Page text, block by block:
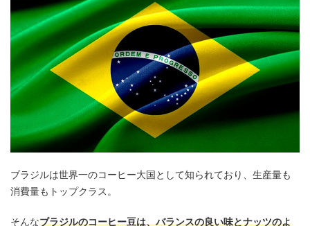
ブラジルは世界一のコーヒー大国として知られており、生産量も
消費量もトップクラス。
そんなブラジルのコーヒー豆は、バランスの良い味とナッツのよ